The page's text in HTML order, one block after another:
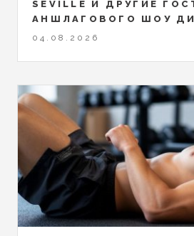
SEVILLE И ДРУГИЕ
АНШЛАГОВОГО ШОУ
04.08.2026